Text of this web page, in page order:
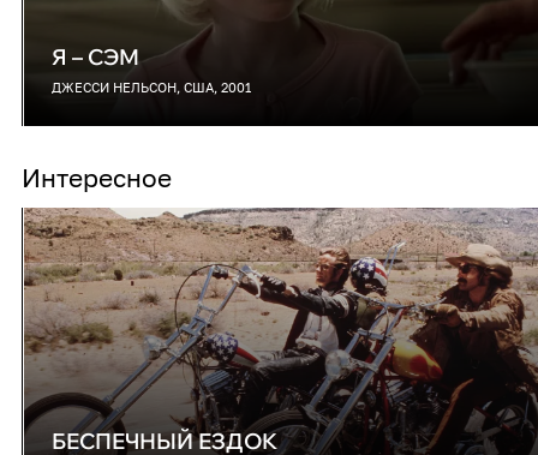
Я – СЭМ
ДЖЕССИ НЕЛЬСОН, США, 2001
Интересное
БЕСПЕЧНЫЙ ЕЗДОК